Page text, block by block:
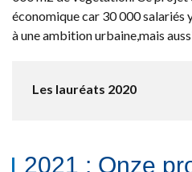
économique car 30 000 salariés
à une ambition urbaine,mais
Les lauréats 2020
2021 : Onze